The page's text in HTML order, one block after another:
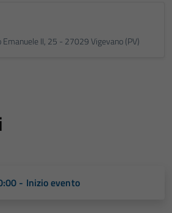
II, 25 - 27029 Vigevano (PV)
- Inizio evento